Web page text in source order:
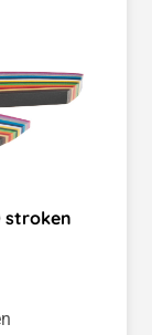
stroken